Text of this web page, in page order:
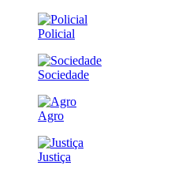
Policial
Sociedade
Agro
Justiça